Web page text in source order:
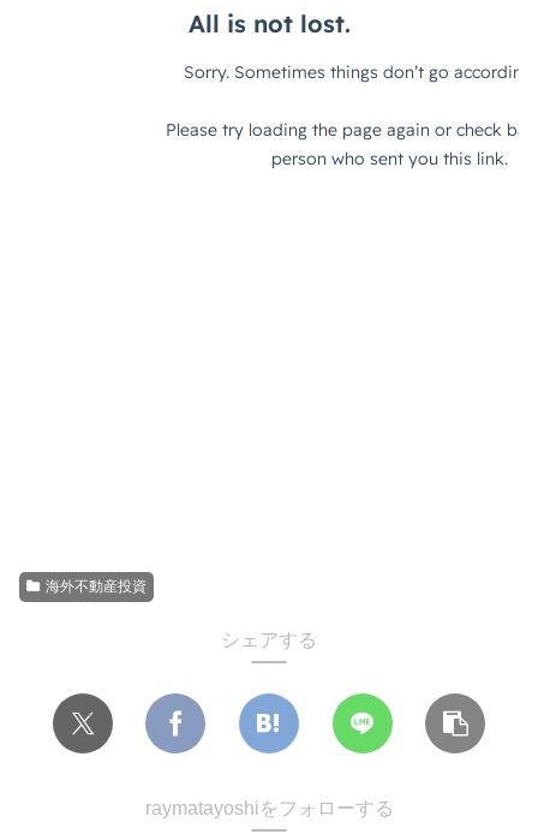
海外不動産投資
シェアする
raymatayoshiをフォローする